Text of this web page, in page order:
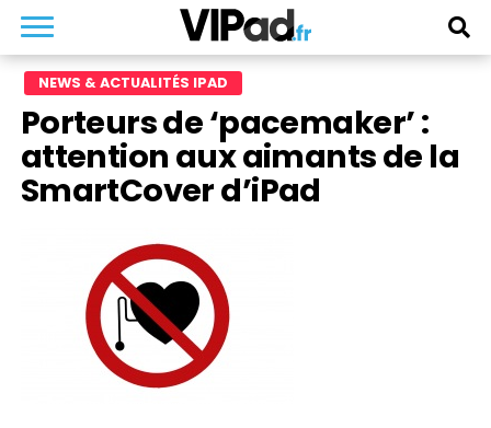
NEWS & ACTUALITÉS IPAD
Porteurs de ‘pacemaker’ :
attention aux aimants de la
SmartCover d’iPad